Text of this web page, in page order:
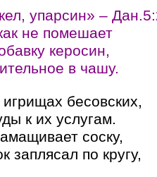
упарсин» –
не помешает
керосин,
в чашу.
бесовских,
к их услугам.
соску,
заплясал по кругу,